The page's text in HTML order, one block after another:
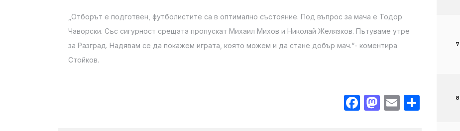
„Отборът е подготвен, футболистите са в оптимално състояние. Под въпрос за мача е Тодор
Чаворски. Със сигурност срещата пропускат Михаил Михов и Николай Желязков. Пътуваме утре
за Разград. Надявам се да покажем играта, която можем и да стане добър мач.“- коментира
Стойков.
Facebook
Mastodon
EmailShare
7
8